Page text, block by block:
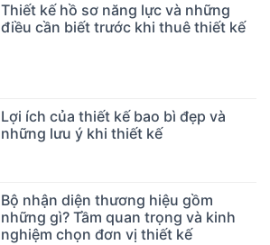
Thiết kế hồ sơ năng lực và những
điều cần biết trước khi thuê thiết kế
Lợi ích của thiết kế bao bì đẹp và
những lưu ý khi thiết kế
Bộ nhận diện thương hiệu gồm
những gì? Tầm quan trọng và kinh
nghiệm chọn đơn vị thiết kế